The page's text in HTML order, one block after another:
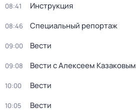
08:41 Инструкция
08:46 Специальный репортаж
09:00 Вести
09:08 Вести с Алексеем Казаковым
10:00 Вести
10:05 Вести